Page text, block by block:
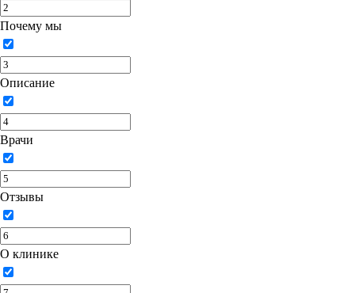
Почему мы
Описание
Врачи
Отзывы
О клинике